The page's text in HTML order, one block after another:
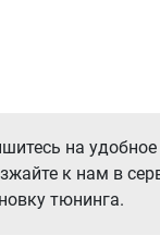
на
к нам в
тюнинга.